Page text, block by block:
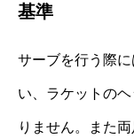
基準
サーブを行う際
い、ラケットの
りません。また